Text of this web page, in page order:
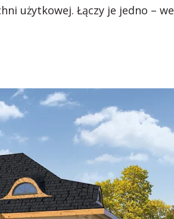
użytkowej. Łączy je jedno – we